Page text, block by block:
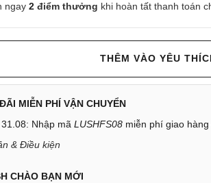
ngay 2 điểm thưởng khi hoàn tất thanh toán
THÊM VÀO YÊU
MIỄN PHÍ VẬN CHUYỂN
Nhập mã LUSHFS08 miễn phí giao
& Điều kiện
CHÀO BẠN MỚI